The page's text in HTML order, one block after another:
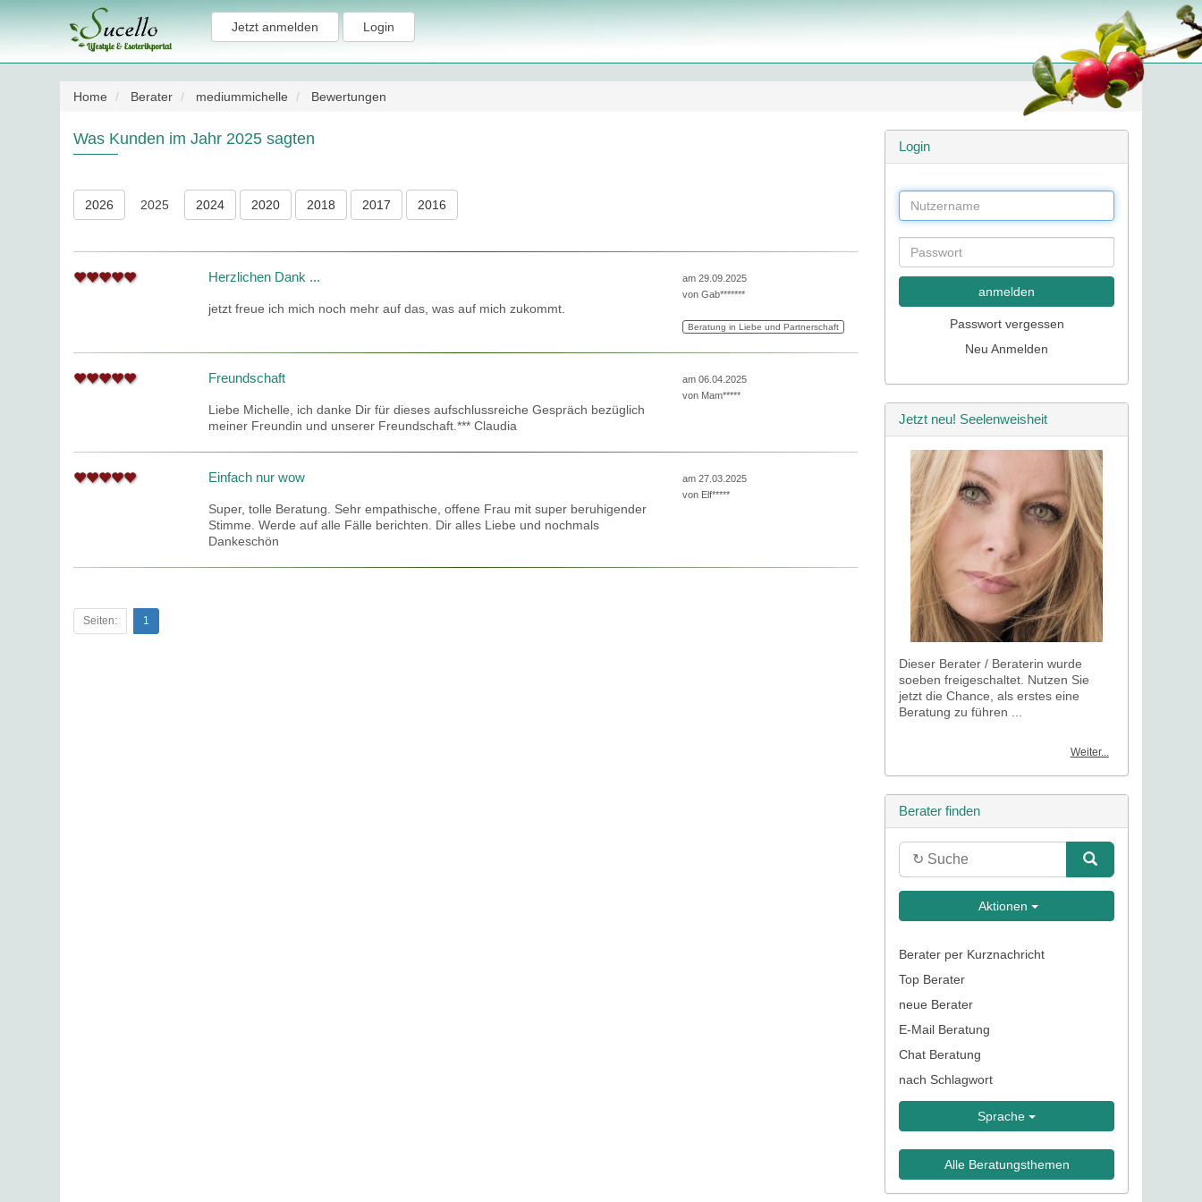
Jetzt anmelden Login
Home Berater mediummichelle Bewertungen
Was Kunden im Jahr 2025 sagten
2026 2025 2024 2020 2018 2017 2016
Herzlichen Dank ...
jetzt freue ich mich noch mehr auf das, was auf mich zukommt.
am 29.09.2025
von Gab*******
Beratung in Liebe und Partnerschaft
Freundschaft
Liebe Michelle, ich danke Dir für dieses aufschlussreiche Gespräch bezüglich
meiner Freundin und unserer Freundschaft.*** Claudia
am 06.04.2025
von Mam*****
Einfach nur wow
Super, tolle Beratung. Sehr empathische, offene Frau mit super beruhigender
Stimme. Werde auf alle Fälle berichten. Dir alles Liebe und nochmals
Dankeschön
am 27.03.2025
von Elf*****
Seiten: 1
Login
anmelden
Passwort vergessen
Neu Anmelden
Jetzt neu! Seelenweisheit
Dieser Berater / Beraterin wurde
soeben freigeschaltet. Nutzen Sie
jetzt die Chance, als erstes eine
Beratung zu führen ...
Weiter...
Berater finden
Aktionen
Berater per Kurznachricht
Top Berater
neue Berater
E-Mail Beratung
Chat Beratung
nach Schlagwort
Sprache
Alle Beratungsthemen